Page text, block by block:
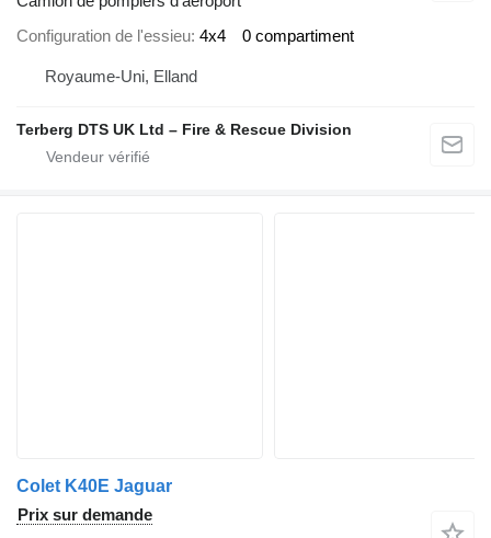
Configuration de l'essieu 4x4 0 compartiment
Royaume-Uni, Elland
Terberg DTS UK Ltd – Fire & Rescue Division
Colet K40E Jaguar
Prix sur demande